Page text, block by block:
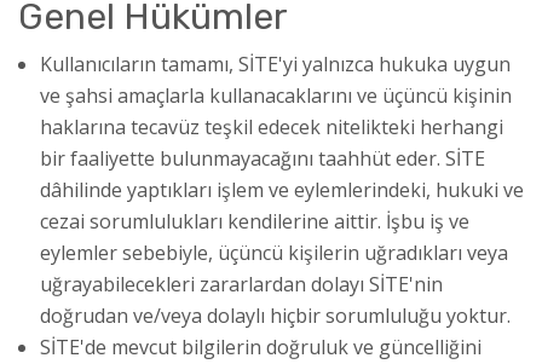
Genel Hükümler
Kullanıcıların tamamı, SİTE'yi yalnızca hukuka uygun
ve şahsi amaçlarla kullanacaklarını ve üçüncü kişinin
haklarına tecavüz teşkil edecek nitelikteki herhangi
bir faaliyette bulunmayacağını taahhüt eder. SİTE
dâhilinde yaptıkları işlem ve eylemlerindeki, hukuki ve
cezai sorumlulukları kendilerine aittir. İşbu iş ve
eylemler sebebiyle, üçüncü kişilerin uğradıkları veya
uğrayabilecekleri zararlardan dolayı SİTE'nin
doğrudan ve/veya dolaylı hiçbir sorumluluğu yoktur.
SİTE'de mevcut bilgilerin doğruluk ve güncelliğini